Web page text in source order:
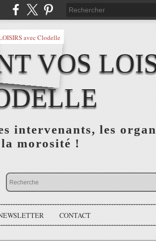
VOS
intervenants, les
morosité !
CONTACT